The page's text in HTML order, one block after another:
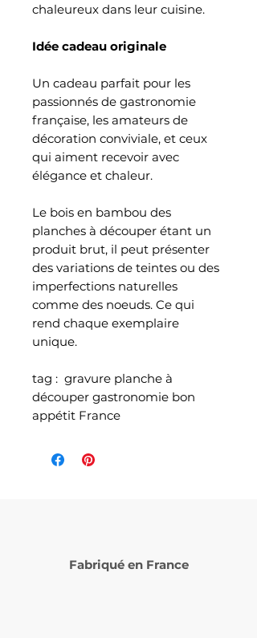
chaleureux dans leur cuisine.
Idée cadeau originale
Un cadeau parfait pour les
passionnés de gastronomie
française, les amateurs de
décoration conviviale, et ceux
qui aiment recevoir avec
élégance et chaleur.
Le bois en bambou des
planches à découper étant un
produit brut, il peut présenter
des variations de teintes ou des
imperfections naturelles
comme des noeuds. Ce qui
rend chaque exemplaire
unique.
tag : gravure planche à
découper gastronomie bon
appétit France
Fabriqué en France